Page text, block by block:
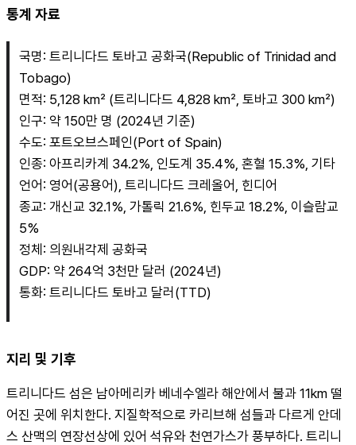
통계 자료
국명: 트리니다드 토바고 공화국(Republic of Trinidad and
Tobago)
면적: 5,128 km² (트리니다드 4,828 km², 토바고 300 km²)
인구: 약 150만 명 (2024년 기준)
수도: 포트오브스페인(Port of Spain)
인종: 아프리카계 34.2%, 인도계 35.4%, 혼혈 15.3%, 기타
언어: 영어(공용어), 트리니다드 크레올어, 힌디어
종교: 개신교 32.1%, 가톨릭 21.6%, 힌두교 18.2%, 이슬람교
5%
정체: 의원내각제 공화국
GDP: 약 264억 3천만 달러 (2024년)
통화: 트리니다드 토바고 달러(TTD)
지리 및 기후
트리니다드 섬은 남아메리카 베네수엘라 해안에서 불과 11km 떨
어진 곳에 위치한다. 지질학적으로 카리브해 섬들과 다르게 안데
스 산맥의 연장선상에 있어 석유와 천연가스가 풍부하다. 트리니